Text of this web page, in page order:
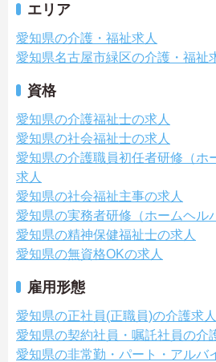
エリア
愛知県の介護・福祉求人
愛知県名古屋市緑区の介護・福祉
資格
愛知県の介護福祉士の求人
愛知県の社会福祉士の求人
愛知県の介護職員初任者研修（ホ
求人
愛知県の社会福祉主事の求人
愛知県の実務者研修（ホームヘル
愛知県の精神保健福祉士の求人
愛知県の無資格OKの求人
雇用形態
愛知県の正社員(正職員)の介護求人
愛知県の契約社員・嘱託社員の介
愛知県の非常勤・パート・アルバ